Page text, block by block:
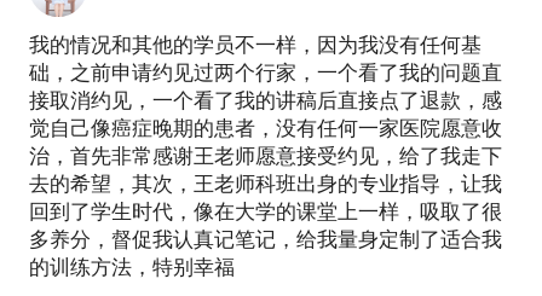
我的情况和其他的学员不一样，因为我没有任何基
础，之前申请约见过两个行家，一个看了我的问题直
接取消约见，一个看了我的讲稿后直接点了退款，感
觉自己像癌症晚期的患者，没有任何一家医院愿意收
治，首先非常感谢王老师愿意接受约见，给了我走下
去的希望，其次，王老师科班出身的专业指导，让我
回到了学生时代，像在大学的课堂上一样，吸取了很
多养分，督促我认真记笔记，给我量身定制了适合我
的训练方法，特别幸福